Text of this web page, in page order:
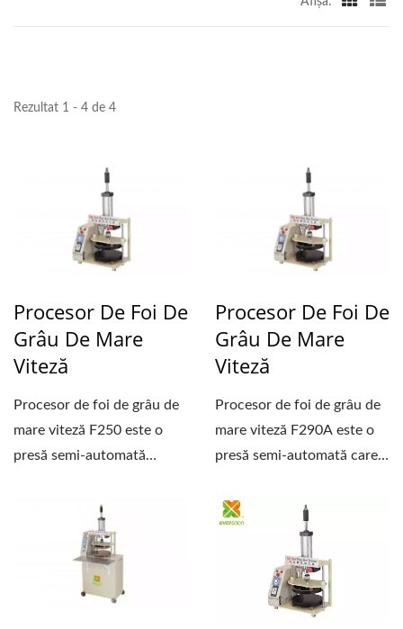
LIH FOOD MACHINE
Rezultat 1 - 4 de 4
Procesor De Foi De
Grâu De Mare
Viteză
Procesor de foi de grâu de
mare viteză F250 este o
presă semi-automată
Procesor De Foi De
Grâu De Mare
Viteză
Procesor de foi de grâu de
mare viteză F290A este o
presă semi-automată care